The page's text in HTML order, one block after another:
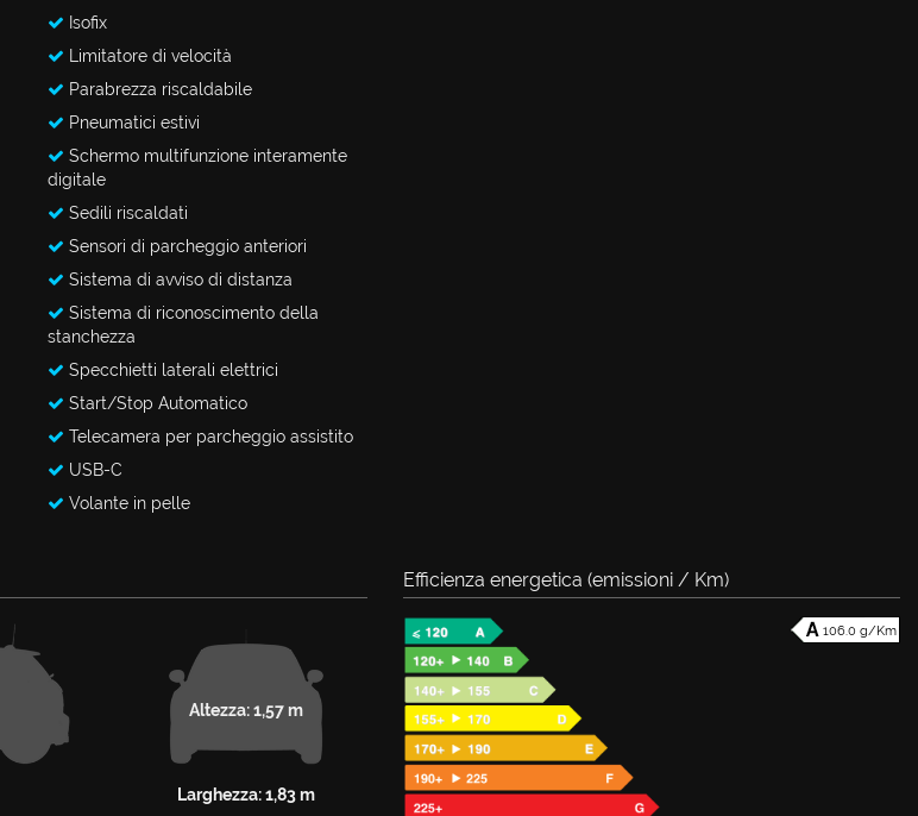
Isofix
Limitatore di velocità
Parabrezza riscaldabile
Pneumatici estivi
Schermo multifunzione interamente
digitale
Sedili riscaldati
Sensori di parcheggio anteriori
Sistema di avviso di distanza
Sistema di riconoscimento della
stanchezza
Specchietti laterali elettrici
Start/Stop Automatico
Telecamera per parcheggio assistito
USB-C
Volante in pelle
Altezza: 1,57 m
Larghezza: 1,83 m
Efficienza energetica (emissioni / Km)
106.0 g/Km